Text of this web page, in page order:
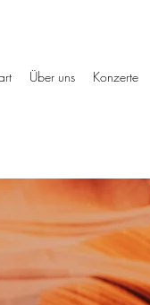
Über uns Konzerte